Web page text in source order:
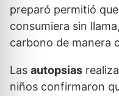
preparó permitió
consumiera sin
carbono de manera
Las autopsias
niños confirmaron